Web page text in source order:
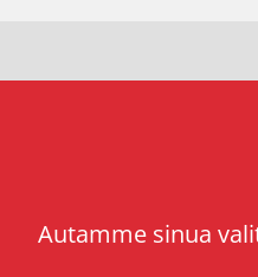
Autamme sinua